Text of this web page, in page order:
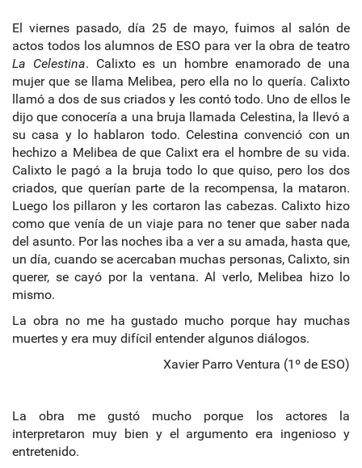
El viernes pasado, día 25 de mayo, fuimos al salón de
actos todos los alumnos de ESO para ver la obra de teatro
La Celestina. Calixto es un hombre enamorado de una
mujer que se llama Melibea, pero ella no lo quería. Calixto
llamó a dos de sus criados y les contó todo. Uno de ellos le
dijo que conocería a una bruja llamada Celestina, la llevó a
su casa y lo hablaron todo. Celestina convenció con un
hechizo a Melibea de que Calixt era el hombre de su vida.
Calixto le pagó a la bruja todo lo que quiso, pero los dos
criados, que querían parte de la recompensa, la mataron.
Luego los pillaron y les cortaron las cabezas. Calixto hizo
como que venía de un viaje para no tener que saber nada
del asunto. Por las noches iba a ver a su amada, hasta que,
un día, cuando se acercaban muchas personas, Calixto, sin
querer, se cayó por la ventana. Al verlo, Melibea hizo lo
mismo.
La obra no me ha gustado mucho porque hay muchas
muertes y era muy difícil entender algunos diálogos.
Xavier Parro Ventura (1º de ESO)
La obra me gustó mucho porque los actores la
interpretaron muy bien y el argumento era ingenioso y
entretenido.